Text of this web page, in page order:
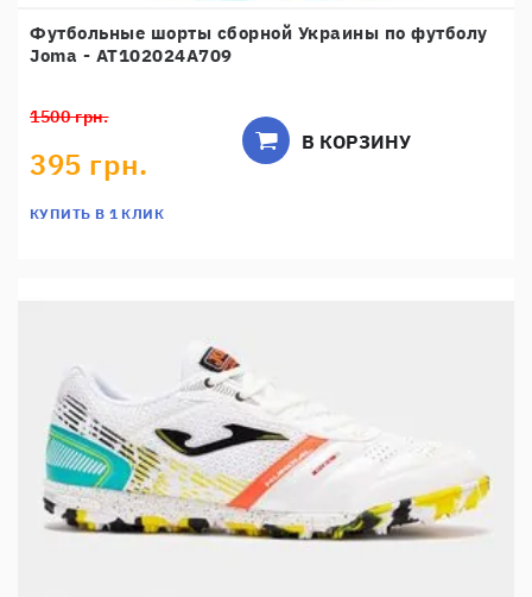
Футбольные шорты сборной Украины по футболу
Joma - AT102024A709
1500 грн.
395 грн.
КУПИТЬ В 1 КЛИК
В КОРЗИНУ